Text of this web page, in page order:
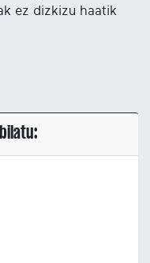
ez dizkizu haatik